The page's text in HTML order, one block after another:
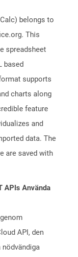
belongs to
This
spreadsheet
based
supports
charts along
feature
and
data. The
are saved with
APIs Använda
API, den